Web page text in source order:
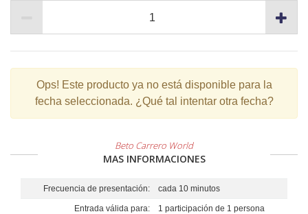
Ops! Este producto ya no está disponible para la
fecha seleccionada. ¿Qué tal intentar otra fecha?
Beto Carrero World
MAS INFORMACIONES
Frecuencia de presentación: cada 10 minutos
Entrada válida para: 1 participación de 1 persona